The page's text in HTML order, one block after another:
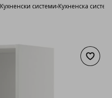
Кухненски системи›Кухненска